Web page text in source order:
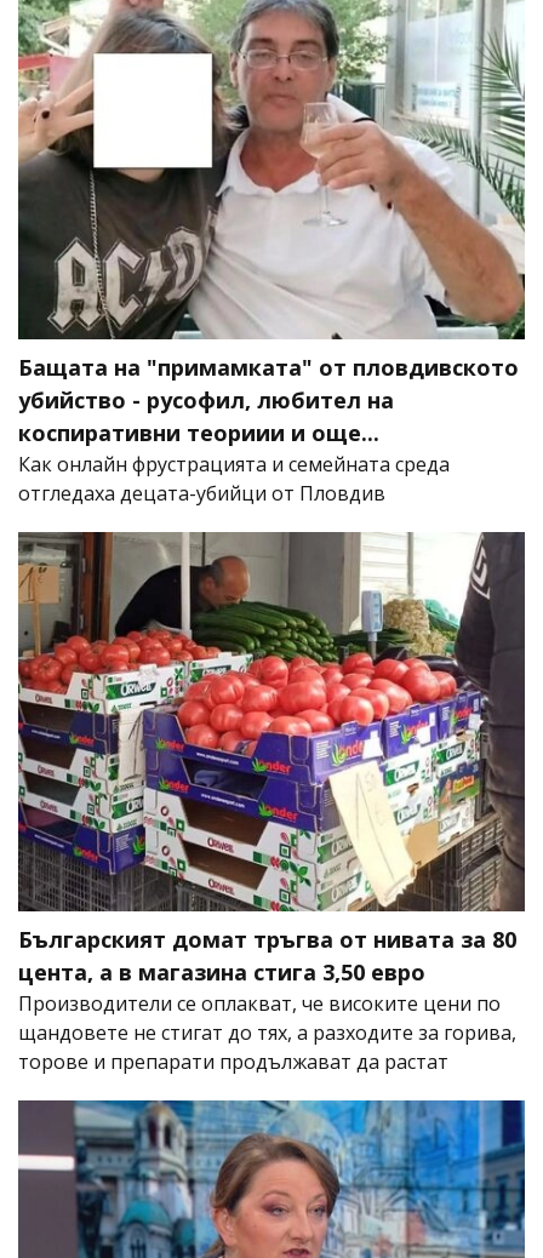
Бащата на "примамката" от пловдивското
убийство - русофил, любител на
коспиративни теориии и още...
Как онлайн фрустрацията и семейната среда
отгледаха децата-убийци от Пловдив
Българският домат тръгва от нивата за 80
цента, а в магазина стига 3,50 евро
Производители се оплакват, че високите цени по
щандовете не стигат до тях, а разходите за горива,
торове и препарати продължават да растат